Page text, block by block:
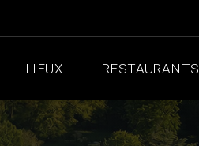
LIEUX RESTAURANTS